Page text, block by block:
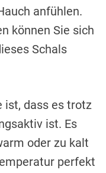
anfühlen.
können Sie sich
Schals
ist, dass es trotz
ist. Es
oder zu kalt
perfekt